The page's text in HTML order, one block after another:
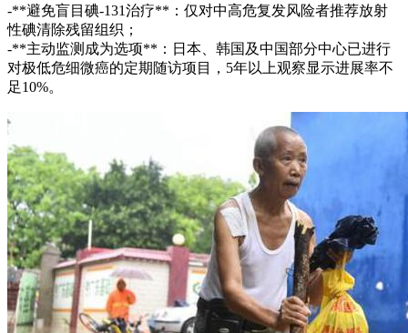
-**避免盲目碘-131治疗**：仅对中高危复发风险者推荐放射
性碘清除残留组织；
-**主动监测成为选项**：日本、韩国及中国部分中心已进行
对极低危细微癌的定期随访项目，5年以上观察显示进展率不
足10%。